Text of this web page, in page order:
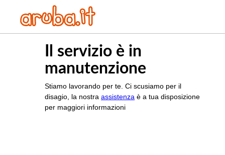
Il servizio è in
manutenzione
Stiamo lavorando per te. Ci scusiamo per il
disagio, la nostra assistenza è a tua disposizione
per maggiori informazioni